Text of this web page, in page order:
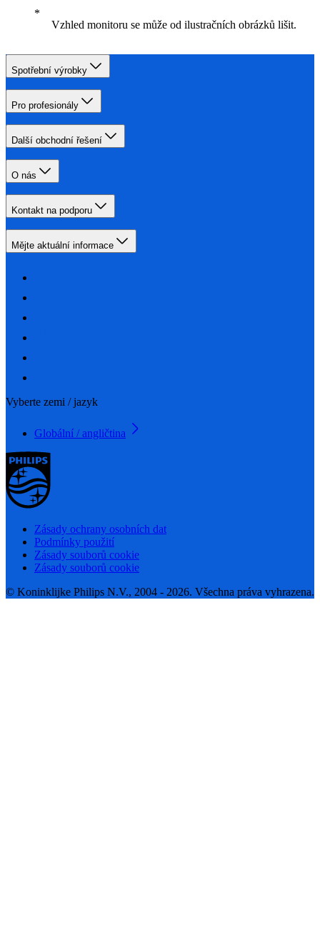
Vzhled monitoru se může od ilustračních obrázků lišit.
Spotřební výrobky
Pro profesionály
Další obchodní řešení
O nás
Kontakt na podporu
Mějte aktuální informace
Vyberte zemi / jazyk
Globální / angličtina
Zásady ochrany osobních dat
Podmínky použití
Zásady souborů cookie
Zásady souborů cookie
© Koninklijke Philips N.V., 2004 - 2026. Všechna práva vyhrazena.